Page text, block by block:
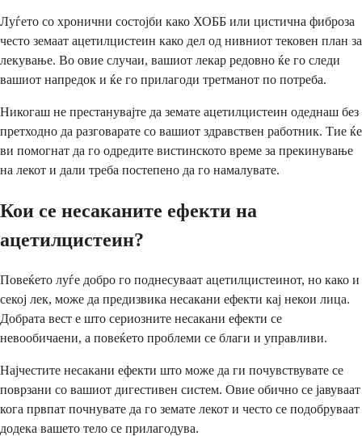
Луѓето со хронични состојби како ХОББ или цистична фиброза
често земаат ацетилцистеин како дел од нивниот тековен план за
лекување. Во овие случаи, вашиот лекар редовно ќе го следи
вашиот напредок и ќе го прилагоди третманот по потреба.
Никогаш не престанувајте да земате ацетилцистеин одеднаш без
претходно да разговарате со вашиот здравствен работник. Тие ќе
ви помогнат да го одредите вистинското време за прекинување
на лекот и дали треба постепено да го намалувате.
Кои се несаканите ефекти на
ацетилцистеин?
Повеќето луѓе добро го поднесуваат ацетилцистеинот, но како и
секој лек, може да предизвика несакани ефекти кај некои лица.
Добрата вест е што сериозните несакани ефекти се
невообичаени, а повеќето проблеми се благи и управливи.
Најчестите несакани ефекти што може да ги почувствувате се
поврзани со вашиот дигестивен систем. Овие обично се јавуваат
кога првпат почнувате да го земате лекот и често се подобруваат
додека вашето тело се прилагодува.